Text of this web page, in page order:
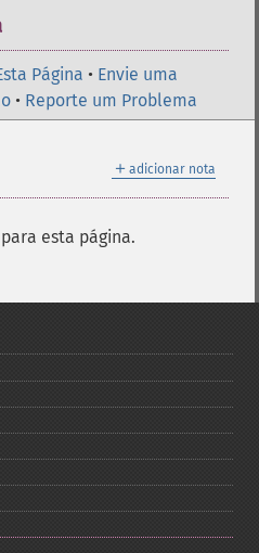
Página • Envie uma
• Reporte um Problema
＋ adicionar nota
esta página.